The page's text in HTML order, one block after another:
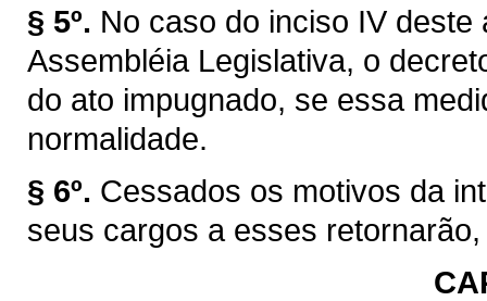
§ 5º. No caso do inciso IV
Assembléia Legislativa, o
do ato impugnado, se essa
normalidade.
§ 6º. Cessados os motivos da
seus cargos a esses